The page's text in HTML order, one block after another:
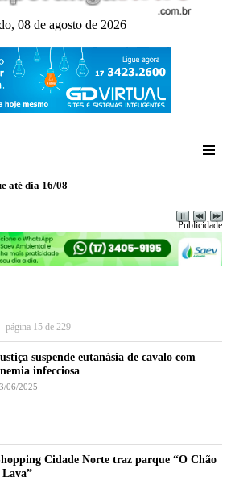
08 de agosto de 2026
até dia 16/08
Publicidade
página 15 de 229
suspende eutanásia de cavalo com
infecciosa
06/2025
Cidade Norte traz parque “O Chão
Lava”